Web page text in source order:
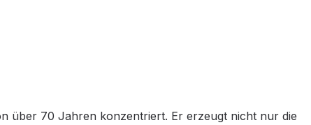
über 70 Jahren konzentriert. Er erzeugt nicht nur die